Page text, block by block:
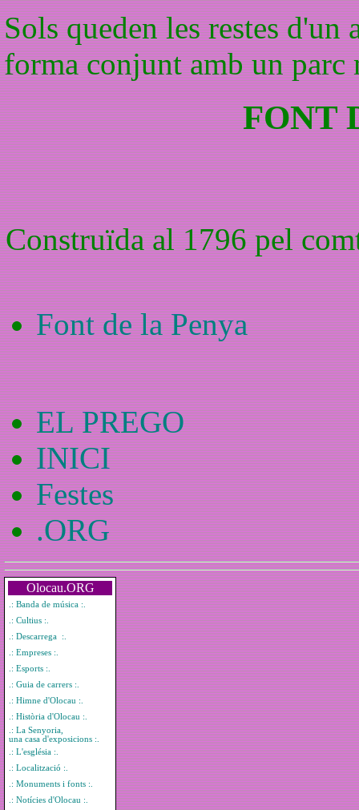
Sols queden les restes
forma conjunt amb un parc
FONT
Construïda al 1796 pel
Font de la Penya
EL PREGO
INICI
Festes
.ORG
Olocau.ORG
.: Banda de música :.
.: Cultius :.
.: Descarrega :.
.: Empreses :.
.: Esports :.
.: Guia de carrers :.
.: Himne d'Olocau :.
.: Història d'Olocau :.
.: La Senyoria,
una casa d'exposicions :.
.: L'església :.
.: Localització :.
.: Monuments i fonts :.
.: Notícies d'Olocau :.